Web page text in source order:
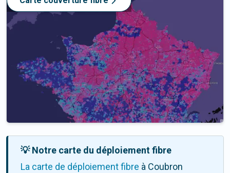
💡 Notre carte du déploiement fibre
La carte de déploiement fibre à Coubron